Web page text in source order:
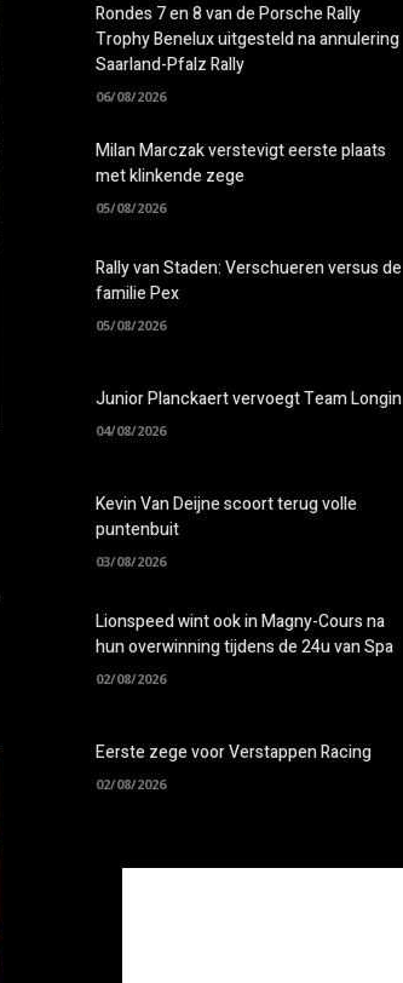
Rondes 7 en 8 van de Porsche Rally
Trophy Benelux uitgesteld na annulering
Saarland-Pfalz Rally
06/08/2026
Milan Marczak verstevigt eerste plaats
met klinkende zege
05/08/2026
Rally van Staden: Verschueren versus de
familie Pex
05/08/2026
Junior Planckaert vervoegt Team Longin
04/08/2026
Kevin Van Deijne scoort terug volle
puntenbuit
03/08/2026
Lionspeed wint ook in Magny-Cours na
hun overwinning tijdens de 24u van Spa
02/08/2026
Eerste zege voor Verstappen Racing
02/08/2026